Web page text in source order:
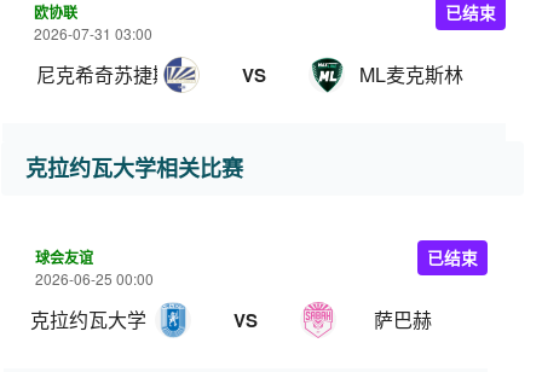
欧协联
2026-07-31 03:00
尼克希奇苏捷斯卡 VS ML麦克斯林
已结束
克拉约瓦大学相关比赛
球会友谊
2026-06-25 00:00
克拉约瓦大学 VS 萨巴赫
已结束